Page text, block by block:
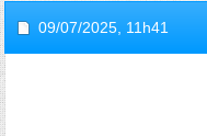
09/07/2025, 11h41